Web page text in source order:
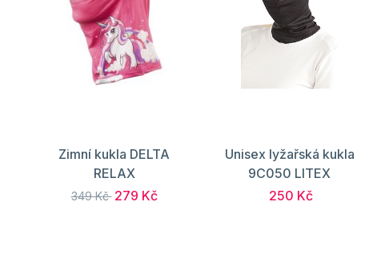
Zimní kukla DELTA
RELAX
349 Kč 279 Kč
Unisex lyžařská kukla
9C050 LITEX
250 Kč